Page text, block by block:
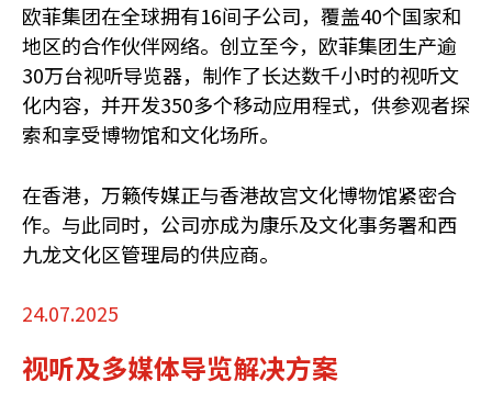
欧菲集团在全球拥有16间子公司，覆盖40个国家和
地区的合作伙伴网络。创立至今，欧菲集团生产逾
30万台视听导览器，制作了长达数千小时的视听文
化内容，并开发350多个移动应用程式，供参观者探
索和享受博物馆和文化场所。
在香港，万籁传媒正与香港故宫文化博物馆紧密合
作。与此同时，公司亦成为康乐及文化事务署和西
九龙文化区管理局的供应商。
24.07.2025
视听及多媒体导览解决方案